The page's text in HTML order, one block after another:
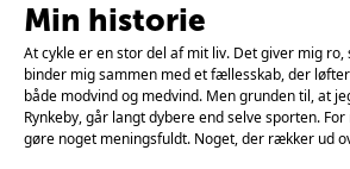
Min historie
At cykle er en stor del af mit liv. Det giver mig
binder mig sammen med et fællesskab, der
både modvind og medvind. Men grunden til, at
Rynkeby, går langt dybere end selve sporten.
gøre noget meningsfuldt. Noget, der rækker ud